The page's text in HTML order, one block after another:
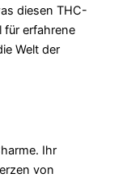
diesen THC-
für erfahrene
Welt der
Ihr
von